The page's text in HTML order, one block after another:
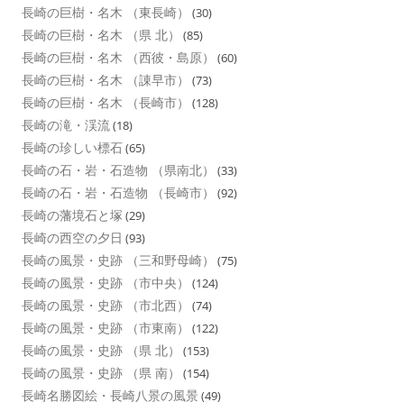
長崎の巨樹・名木 （東長崎） (30)
長崎の巨樹・名木 （県 北） (85)
長崎の巨樹・名木 （西彼・島原） (60)
長崎の巨樹・名木 （諌早市） (73)
長崎の巨樹・名木 （長崎市） (128)
長崎の滝・渓流(18)
長崎の珍しい標石(65)
長崎の石・岩・石造物 （県南北） (33)
長崎の石・岩・石造物 （長崎市） (92)
長崎の藩境石と塚 (29)
長崎の西空の夕日 (93)
長崎の風景・史跡 （三和野母崎） (75)
長崎の風景・史跡 （市中央） (124)
長崎の風景・史跡 （市北西） (74)
長崎の風景・史跡 （市東南） (122)
長崎の風景・史跡 （県 北） (153)
長崎の風景・史跡 （県 南） (154)
長崎名勝図絵・長崎八景の風景 (49)